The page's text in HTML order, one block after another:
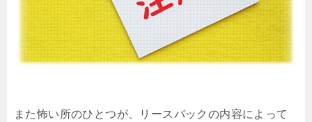
また怖い所のひとつが、リースバックの内容によって